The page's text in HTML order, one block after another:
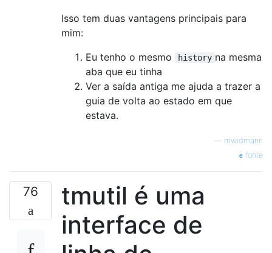
Isso tem duas vantagens principais para
mim:
Eu tenho o mesmo
history na mesma
aba que eu tinha
Ver a saída antiga me ajuda a trazer a
guia de volta ao estado em que
estava.
mwidmann
fonte
76
tmutil é uma
interface de